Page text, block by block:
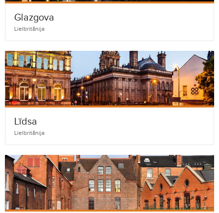
Glazgova
Lielbritānija
Līdsa
Lielbritānija